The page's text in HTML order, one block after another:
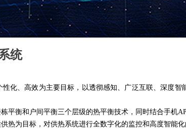
统
化、高效为主要目标，以透彻感知、广泛互联、深度智
衡和户间平衡三个层级的热平衡技术，同时结合手机
热为目标，对供热系统进行全数字化的监控和高度智能